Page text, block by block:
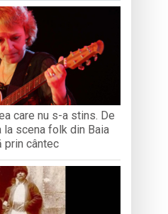
la
diferită
de vise”
care nu s-a stins. De
la scena folk din Baia
prin cântec